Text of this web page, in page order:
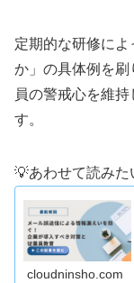
定期的な研修に
か」の具体例を
員の警戒心を維
す。
💡あわせて読みた
cloudninsho.com